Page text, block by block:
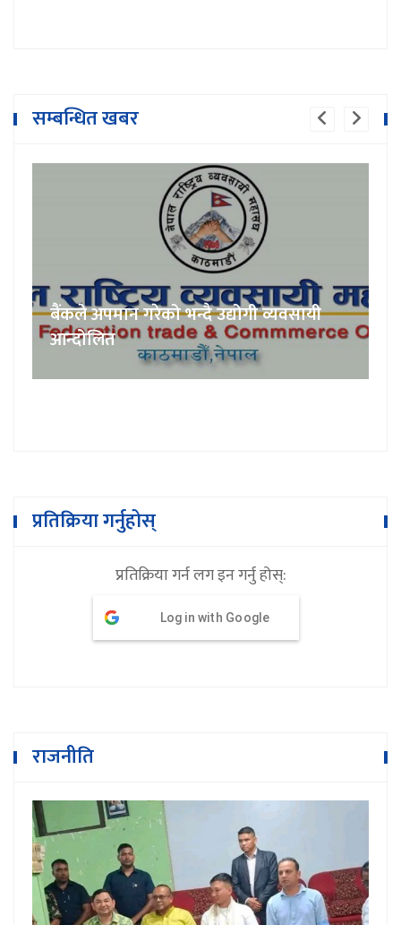
सम्बन्धित खबर
बैंकले अपमान गरेको भन्दै उद्योगी व्यवसायी
आन्दोलित
प्रतिक्रिया गर्नुहोस्
प्रतिक्रिया गर्न लग इन गर्नु होस्:
Log in with Google
राजनीति